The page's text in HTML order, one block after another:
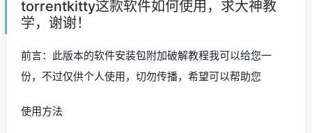
torrentkitty这款软件如何使用，求大神教
学，谢谢！
前言：此版本的软件安装包附加破解教程我可以给您一
份，不过仅供个人使用，切勿传播，希望可以帮助您
使用方法